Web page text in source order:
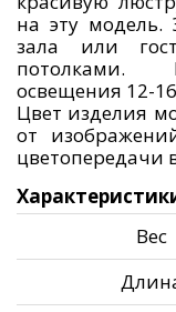
на эту модель.
зала или
потолками.
освещения 12-
Цвет изделия
от
цветопередачи
Вес